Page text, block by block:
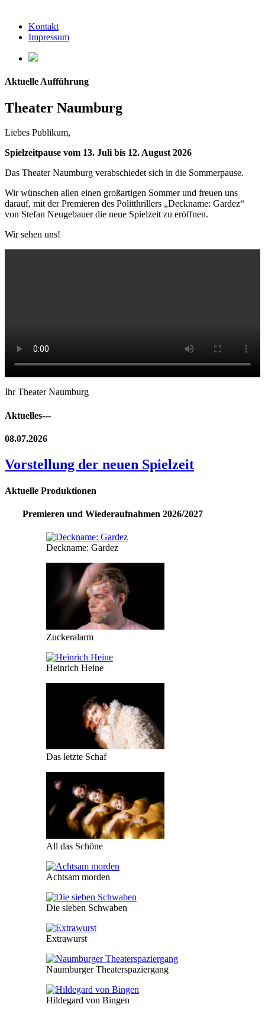
Kontakt
Impressum
Aktuelle Aufführung
Theater Naumburg
Liebes Publikum,
Spielzeitpause vom 13. Juli bis 12. August 2026
Das Theater Naumburg verabschiedet sich in die Sommerpause.
Wir wünschen allen einen großartigen Sommer und freuen uns
darauf, mit der Premieren des Politthrillers „Deckname: Gardez“
von Stefan Neugebauer die neue Spielzeit zu eröffnen.
Wir sehen uns!
Ihr Theater Naumburg
Aktuelles---
08.07.2026
Vorstellung der neuen Spielzeit
Aktuelle Produktionen
Premieren und Wiederaufnahmen 2026/2027
Deckname: Gardez
Zuckeralarm
Heinrich Heine
Das letzte Schaf
All das Schöne
Achtsam morden
Die sieben Schwaben
Extrawurst
Naumburger Theaterspaziergang
Hildegard von Bingen